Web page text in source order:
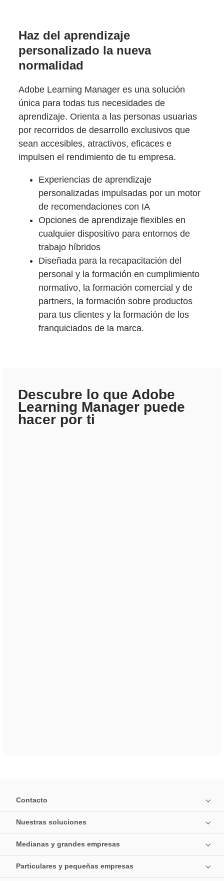
Haz del aprendizaje
personalizado la nueva
normalidad
Adobe Learning Manager es una solución
única para todas tus necesidades de
aprendizaje. Orienta a las personas usuarias
por recorridos de desarrollo exclusivos que
sean accesibles, atractivos, eficaces e
impulsen el rendimiento de tu empresa.
Experiencias de aprendizaje
personalizadas impulsadas por un motor
de recomendaciones con IA
Opciones de aprendizaje flexibles en
cualquier dispositivo para entornos de
trabajo híbridos
Diseñada para la recapacitación del
personal y la formación en cumplimiento
normativo, la formación comercial y de
partners, la formación sobre productos
para tus clientes y la formación de los
franquiciados de la marca.
Descubre lo que Adobe
Learning Manager puede
hacer por ti
Contacto
Nuestras soluciones
Medianas y grandes empresas
Particulares y pequeñas empresas